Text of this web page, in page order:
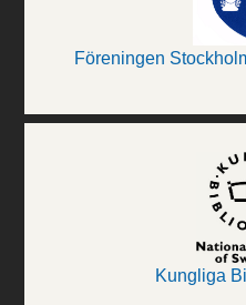
Föreningen
Kungliga